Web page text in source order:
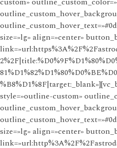
size=»lg» align=»center»
style=»outline-custom»
size=»lg» align=»center»